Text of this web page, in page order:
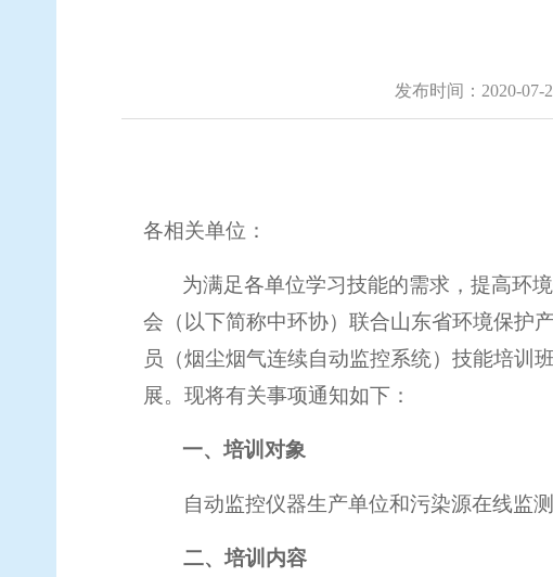
发布时间：2020-07-
各相关单位：
为满足各单位学习技能的需求，提高环
会（以下简称中环协）联合山东省环境保护
员（烟尘烟气连续自动监控系统）技能培训
展。现将有关事项通知如下：
一、培训对象
自动监控仪器生产单位和污染源在线监
二、培训内容